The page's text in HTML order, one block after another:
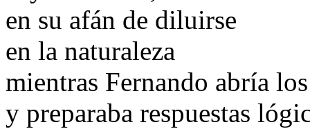
en su afán de diluirse
en la naturaleza
mientras Fernando abría
y preparaba respuestas